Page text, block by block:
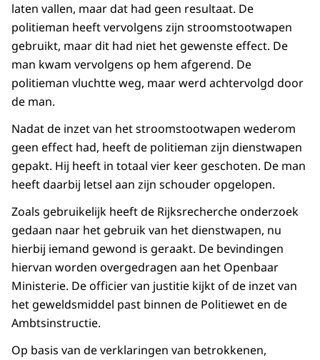
laten vallen, maar dat had geen resultaat. De
politieman heeft vervolgens zijn stroomstootwapen
gebruikt, maar dit had niet het gewenste effect. De
man kwam vervolgens op hem afgerend. De
politieman vluchtte weg, maar werd achtervolgd door
de man.
Nadat de inzet van het stroomstootwapen wederom
geen effect had, heeft de politieman zijn dienstwapen
gepakt. Hij heeft in totaal vier keer geschoten. De man
heeft daarbij letsel aan zijn schouder opgelopen.
Zoals gebruikelijk heeft de Rijksrecherche onderzoek
gedaan naar het gebruik van het dienstwapen, nu
hierbij iemand gewond is geraakt. De bevindingen
hiervan worden overgedragen aan het Openbaar
Ministerie. De officier van justitie kijkt of de inzet van
het geweldsmiddel past binnen de Politiewet en de
Ambtsinstructie.
Op basis van de verklaringen van betrokkenen,